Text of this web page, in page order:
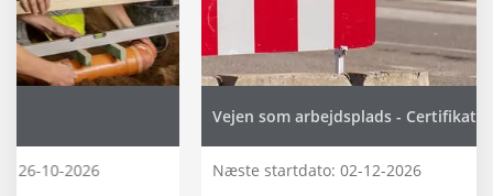
10-2026
Vejen som arbejdsplads - Certifikat
Næste startdato: 02-12-2026